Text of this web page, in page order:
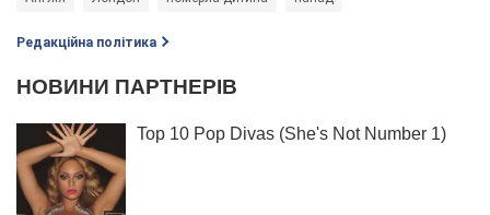
Редакційна політика